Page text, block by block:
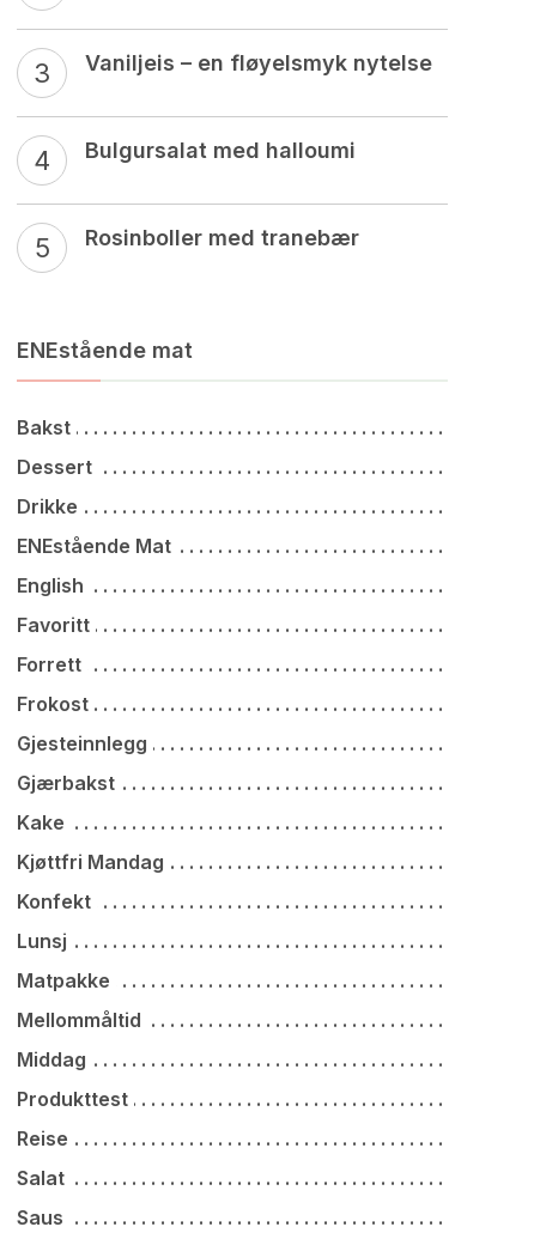
Vaniljeis – en fløyelsmyk nytelse
Bulgursalat med halloumi
Rosinboller med tranebær
ENEstående mat
Bakst
Dessert
Drikke
ENEstående Mat
English
Favoritt
Forrett
Frokost
Gjesteinnlegg
Gjærbakst
Kake
Kjøttfri Mandag
Konfekt
Lunsj
Matpakke
Mellommåltid
Middag
Produkttest
Reise
Salat
Saus